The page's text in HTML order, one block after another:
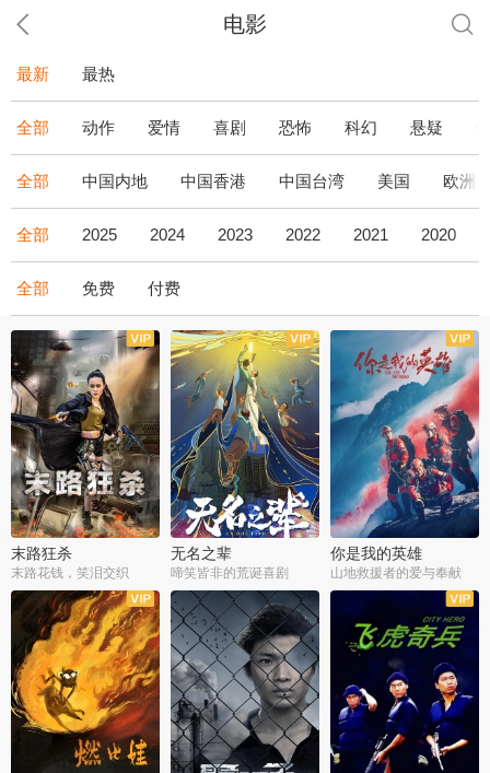
电影
最新 最热
全部 动作 爱情 喜剧 恐怖 科幻 悬疑
全部 中国内地 中国香港 中国台湾 美国 欧洲
全部 2025 2024 2023 2022 2021 2020
全部 免费 付费
末路狂杀
末路花钱，笑泪交织
无名之辈
啼笑皆非的荒诞喜剧
你是我的英雄
山地救援者的爱与奉献